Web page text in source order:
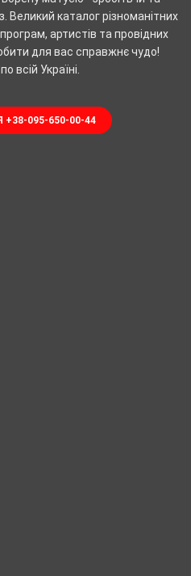
каталог різноманітних
артистів та провідних
для вас справжнє чудо!
всій Україні.
095-650-00-44